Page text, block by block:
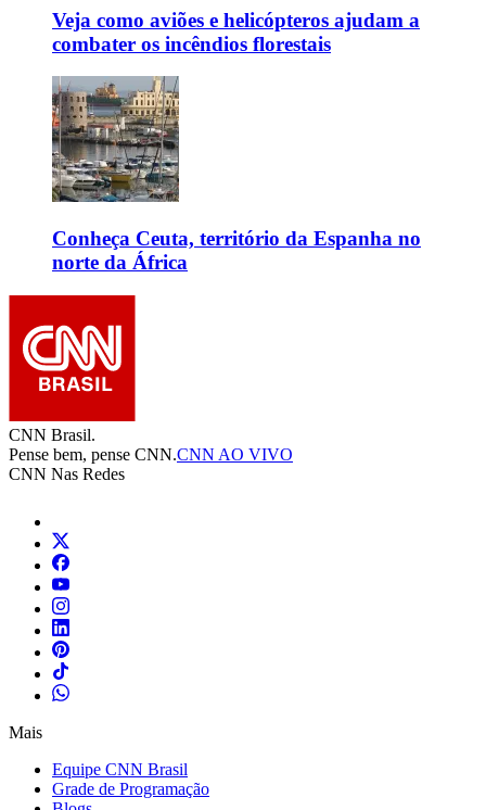
Veja como aviões e helicópteros ajudam a
combater os incêndios florestais
Conheça Ceuta, território da Espanha no
norte da África
CNN Brasil.
Pense bem, pense CNN.CNN AO VIVO
CNN Nas Redes
Mais
Equipe CNN Brasil
Grade de Programação